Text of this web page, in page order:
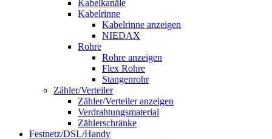
Kabelkanäle
Kabelrinne
Kabelrinne anzeigen
NIEDAX
Rohre
Rohre anzeigen
Flex Rohre
Stangenrohr
Zähler/Verteiler
Zähler/Verteiler anzeigen
Verdrahtungsmaterial
Zählerschränke
Festnetz/DSL/Handy